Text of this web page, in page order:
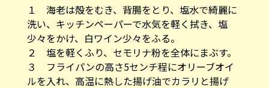
１ 海老は殻をむき、背腸をとり、塩水で綺麗に
洗い、キッチンペーパーで水気を軽く拭き、塩
少々をかけ、白ワイン少々をふる。
２ 塩を軽くふり、セモリナ粉を全体にまぶす。
３ フライパンの高さ5センチ程にオリーブオイ
ルを入れ、高温に熱した揚げ油でカラリと揚げ